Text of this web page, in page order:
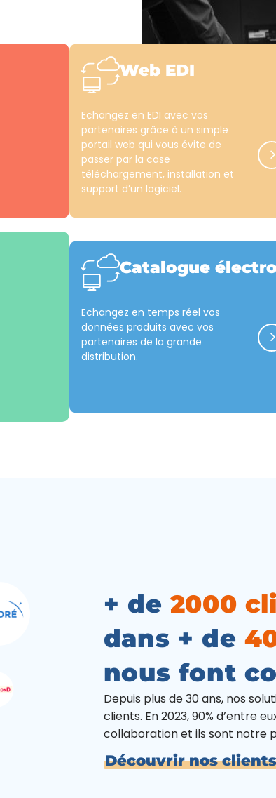
Web EDI
Echangez en EDI avec vos
partenaires grâce à un simple
portail web qui vous évite de
passer par la case
téléchargement, installation et
support d’un logiciel.
Catalogue
Echangez en temps réel vos
données produits avec vos
partenaires de la grande
distribution.
+ de2000
dans + de
nous font
Depuis plus de 30 ans, nos
clients. En 2023, 90% d’entre
collaboration et ils sont notre
Découvrir nos clients